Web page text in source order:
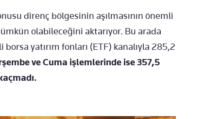
direnç bölgesinin aşılmasının önemli
olabileceğini aktarıyor. Bu arada
yatırım fonları (ETF) kanalıyla 285,2
ve Cuma işlemlerinde ise 357,5